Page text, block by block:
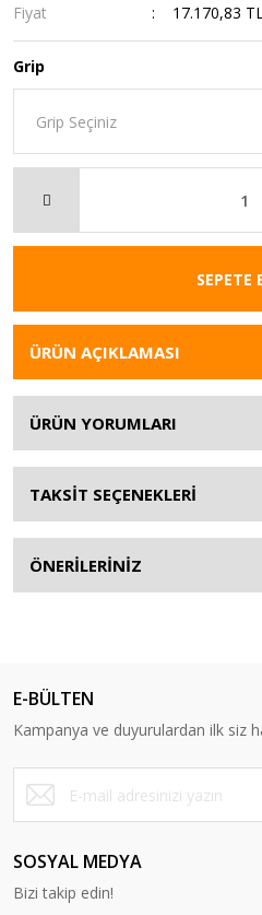
Fiyat
17.170,83
Grip
SEPETE
ÜRÜN AÇIKLAMASI
ÜRÜN YORUMLARI
TAKSİT SEÇENEKLERİ
ÖNERİLERİNİZ
E-BÜLTEN
Kampanya ve duyurulardan ilk siz
SOSYAL MEDYA
Bizi takip edin!